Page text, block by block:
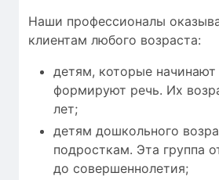
Наши профессионалы
клиентам любого возраста:
детям, которые начинают
формируют речь. Их
лет;
детям дошкольного
подросткам. Эта группа
до совершеннолетия;